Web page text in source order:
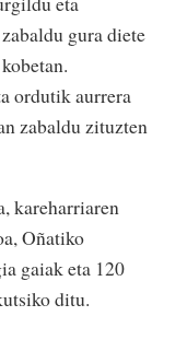
gura diete
ordutik aurrera
zabaldu zituzten
kareharriaren
Oñatiko
gaiak eta 120
ditu.